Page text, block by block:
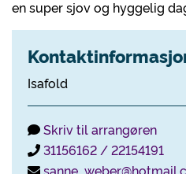
en super sjov og hyggelig
Isafold
Skriv til arrangøren
31156162 / 22154191